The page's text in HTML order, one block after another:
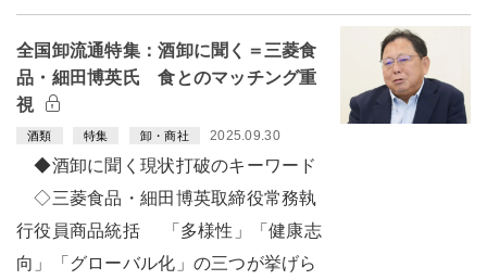
全国卸流通特集：酒卸に聞く＝三菱食
品・細田博英氏 食とのマッチング重
視
酒類 特集 卸・商社 2025.09.30
◆酒卸に聞く現状打破のキーワード
◇三菱食品・細田博英取締役常務執
行役員商品統括 「多様性」「健康志
向」「グローバル化」の三つが挙げら